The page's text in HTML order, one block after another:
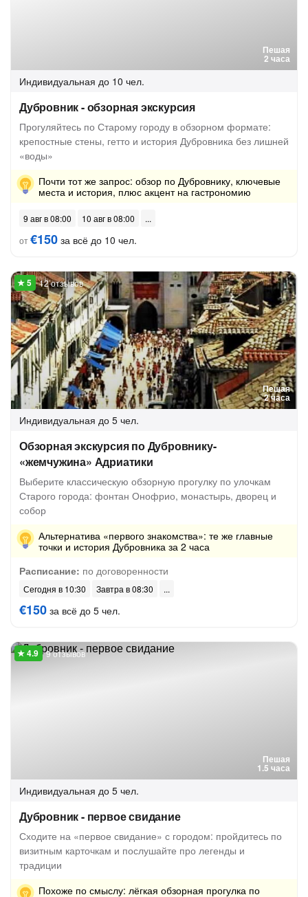
Пешая
2 часа
Индивидуальная до 10 чел.
Дубровник - обзорная экскурсия
Прогуляйтесь по Старому городу в обзорном формате:
крепостные стены, гетто и история Дубровника без лишней
«воды»
Почти тот же запрос: обзор по Дубровнику, ключевые
места и история, плюс акцент на гастрономию
9 авг в 08:00
10 авг в 08:00
от€150 за всё до 10 чел.
Пешая
2 часа
12 отзывов
Индивидуальная до 5 чел.
Обзорная экскурсия по Дубровнику-
«жемчужина» Адриатики
Выберите классическую обзорную прогулку по улочкам
Старого города: фонтан Онофрио, монастырь, дворец и
собор
Альтернатива «первого знакомства»: те же главные
точки и история Дубровника за 2 часа
Расписание: по договоренности
Сегодня в 10:30 Завтра в 08:30
€150 за всё до 5 чел.
Пешая
1.5 часа
9 отзывов
Индивидуальная до 5 чел.
Дубровник - первое свидание
Сходите на «первое свидание» с городом: пройдитесь по
визитным карточкам и послушайте про легенды и
традиции
Похоже по смыслу: лёгкая обзорная прогулка по